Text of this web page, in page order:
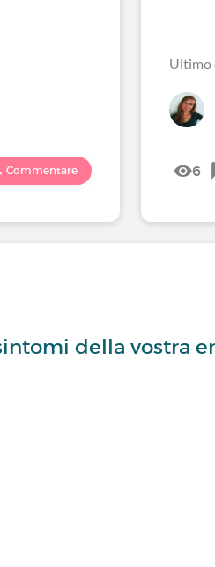
Commentare
Ultimo
6
della vostra